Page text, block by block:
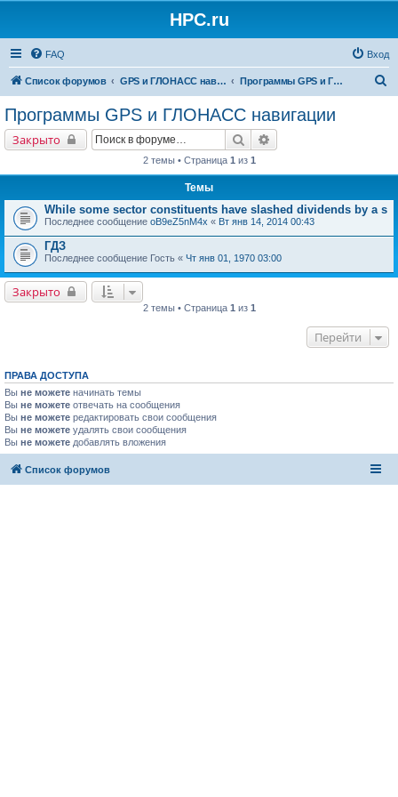
HPC.ru
FAQ Вход
Список форумов GPS и ГЛОНАСС навигация и оборудование для навигации Программы GPS и ГЛОНАСС навигации
Программы GPS и ГЛОНАСС навигации
Закрыто Поиск
2 темы • Страница 1 из 1
Темы
While some sector constituents have slashed dividends by a s
Последнее сообщение oB9eZ5nM4x « Вт янв 14, 2014 00:43
ГДЗ
Последнее сообщение Гость « Чт янв 01, 1970 03:00
Закрыто
2 темы • Страница 1 из 1
Перейти
ПРАВА ДОСТУПА
Вы не можете начинать темы
Вы не можете отвечать на сообщения
Вы не можете редактировать свои сообщения
Вы не можете удалять свои сообщения
Вы не можете добавлять вложения
Список форумов